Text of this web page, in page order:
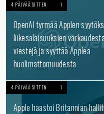
4 PÄIVÄÄ SITTEN 1
OpenAI tyrmää Applen
liikesalaisuuksien
viestejä ja syyttää Applea
huolimattomuudesta
4 PÄIVÄÄ SITTEN 1
Apple haastoi Britannian